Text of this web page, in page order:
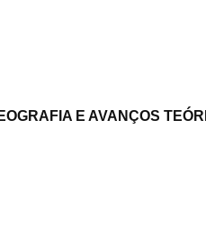
E AVANÇOS